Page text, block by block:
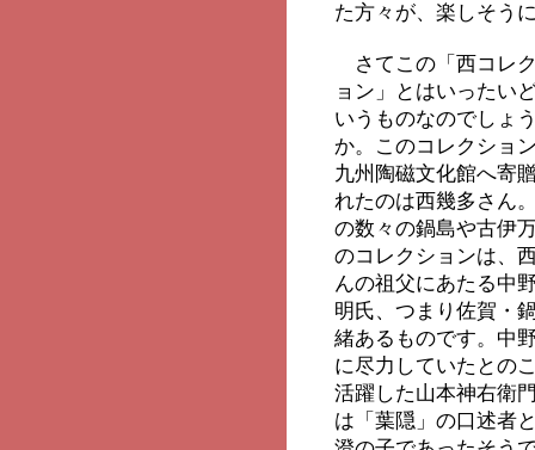
た方々が、楽しそう
さてこの「西コレ
ョン」とはいったい
いうものなのでしょ
か。このコレクショ
九州陶磁文化館へ寄
れたのは西幾多さん
の数々の鍋島や古伊
のコレクションは、
んの祖父にあたる中
明氏、つまり佐賀・
緒あるものです。中
に尽力していたとの
活躍した山本神右衛
は「葉隠」の口述者